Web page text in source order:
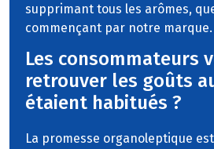
supprimant tous les arômes,
commençant par notre marque.
Les consommateurs
retrouver les goûts
étaient habitués ?
La promesse organoleptique